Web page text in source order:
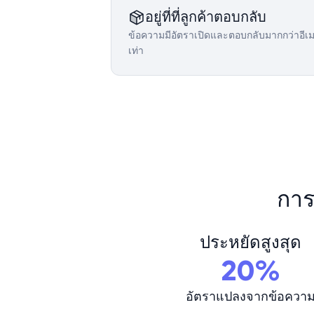
อยู่ที่ที่ลูกค้าตอบกลับ
ข้อความมีอัตราเปิดและตอบกลับมากกว่าอีเ
เท่า
กา
ประหยัดสูงสุด
20%
อัตราแปลงจากข้อควา